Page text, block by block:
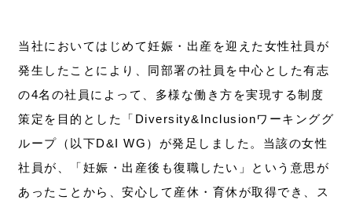
当社においてはじめて妊娠・出産を迎えた女性社員が
発生したことにより、同部署の社員を中心とした有志
の4名の社員によって、多様な働き方を実現する制度
策定を目的とした「Diversity&Inclusionワーキンググ
ループ（以下D&I WG）が発足しました。当該の女性
社員が、「妊娠・出産後も復職したい」という意思が
あったことから、安心して産休・育休が取得でき、ス